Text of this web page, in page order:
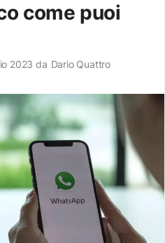
come puoi
2023 da Dario Quattro